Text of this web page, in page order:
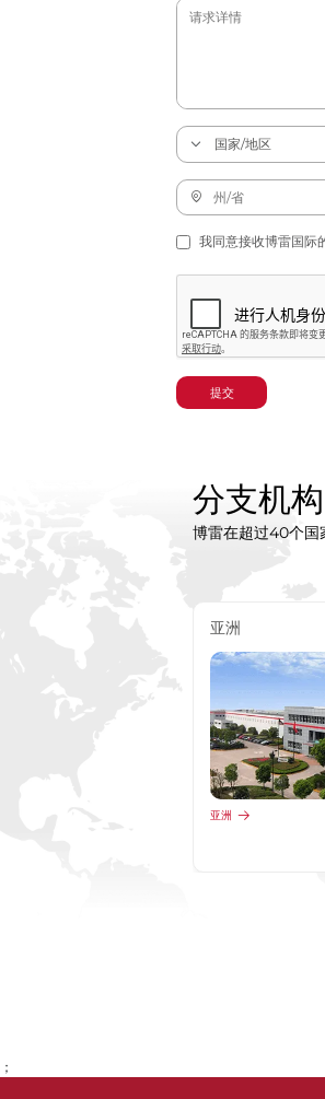
我同意接收博雷国际
提交
分支机构
博雷在超过40个国
亚洲
亚洲
；